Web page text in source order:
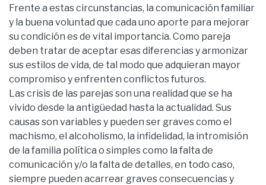
Frente a estas circunstancias, la comunicación familiar
y la buena voluntad que cada uno aporte para mejorar
su condición es de vital importancia. Como pareja
deben tratar de aceptar esas diferencias y armonizar
sus estilos de vida, de tal modo que adquieran mayor
compromiso y enfrenten conflictos futuros.
Las crisis de las parejas son una realidad que se ha
vivido desde la antigüedad hasta la actualidad. Sus
causas son variables y pueden ser graves como el
machismo, el alcoholismo, la infidelidad, la intromisión
de la familia política o simples como la falta de
comunicación y/o la falta de detalles, en todo caso,
siempre pueden acarrear graves consecuencias y